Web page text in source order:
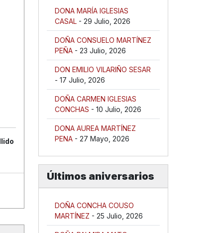
DONA MARÍA IGLESIAS
CASAL - 29 Julio, 2026
DOÑA CONSUELO MARTÍNEZ
PEÑA - 23 Julio, 2026
DON EMILIO VILARIÑO SESAR
- 17 Julio, 2026
DOÑA CARMEN IGLESIAS
CONCHAS - 10 Julio, 2026
DONA AUREA MARTÍNEZ
PENA - 27 Mayo, 2026
Últimos aniversarios
DOÑA CONCHA COUSO
MARTÍNEZ - 25 Julio, 2026